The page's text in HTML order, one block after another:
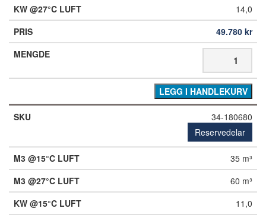
14,0
49.780 kr
LEGG I HANDLEKURV
34-180680
Reservedelar
35 m³
60 m³
11,0